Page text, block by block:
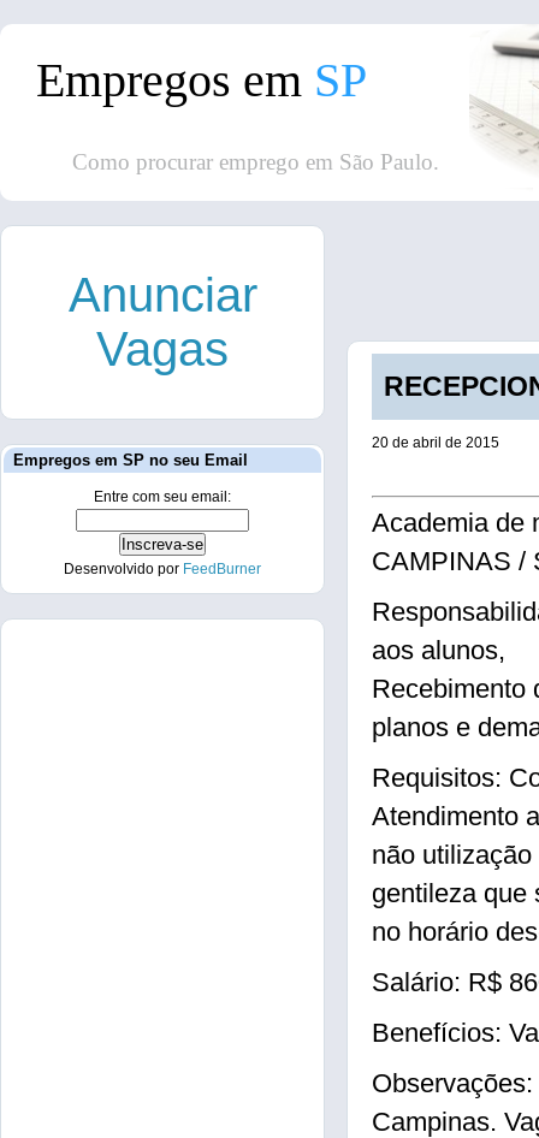
Empregos em SP
Como procurar emprego em São Paulo.
20 de abril de 2015
Academia de
CAMPINAS /
aos alunos,
Recebimento
planos e
Requisitos:
Atendimento
não
gentileza que
no horário
Salário: R$
Benefícios:
Campinas.
Anunciar
Vagas
Empregos em SP no seu Email
Entre com seu email:
Desenvolvido por FeedBurner